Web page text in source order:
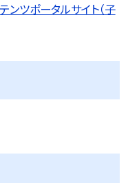
ツポータルサイト（子